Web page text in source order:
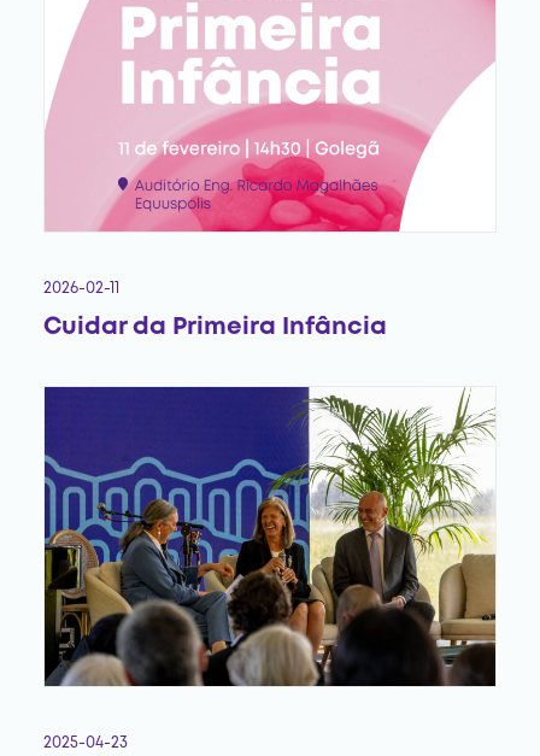
2026-02-11
Cuidar da Primeira Infância
2025-04-23